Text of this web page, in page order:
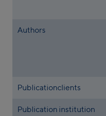
Authors
Publicationclients
Publication institution